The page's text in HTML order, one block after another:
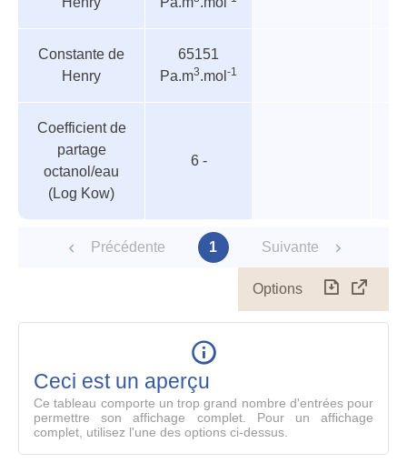
Constante de
Henry
65151
Pa.m3.mol -1
Coefficient de
partage
octanol/eau
(Log Kow)
6 -
Précédente 1 Suivante
Options
le
Ceci est un aperçu
Ce tableau comporte un trop grand nombre d'entrées pour
permettre son affichage complet. Pour un affichage
complet, utilisez l'une des options ci-dessus.